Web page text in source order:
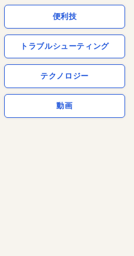
便利技
トラブルシューティング
テクノロジー
動画